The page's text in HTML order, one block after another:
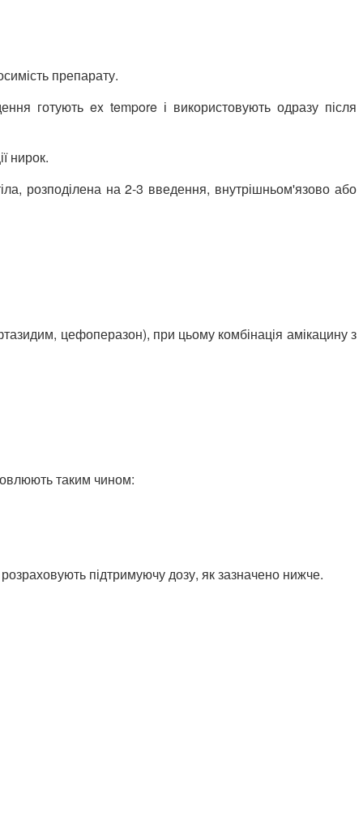
препарату.
готують ex tempore і використовують одразу після
нирок.
розподілена на 2-3 введення, внутрішньом'язово або
цефоперазон), при цьому комбінація амікацину з
таким чином:
підтримуючу дозу, як зазначено нижче.